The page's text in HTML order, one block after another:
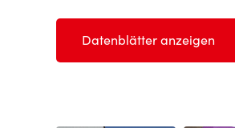
Datenblätter anzeigen